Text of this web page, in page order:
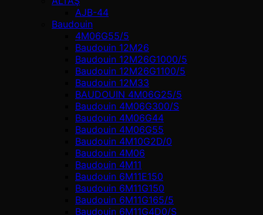
AJB-44
Baudouin
4M06G55/5
Baudouin 12M26
Baudouin 12M26G1000/5
Baudouin 12M26G1100/5
Baudouin 12M33
BAUDOUIN 4M06G25/5
Baudouin 4M06G300/S
Baudouin 4M06G44
Baudouin 4M06G55
Baudouin 4M10G2D/0
Baudouin 4М06
Baudouin 4М11
Baudouin 6M11E150
Baudouin 6M11G150
Baudouin 6M11G165/5
Baudouin 6M11G4D0/S